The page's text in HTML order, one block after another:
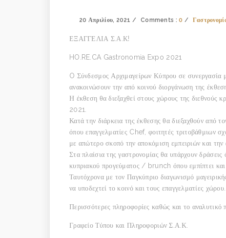
20 Απριλίου, 2021 Comments :0
ΕΞΑΓΓΕΛΙΑ Σ.Α.Κ!
HO.RE.CA Gastronomia Expo 2021
O Σύνδεσμος Αρχιμαγείρων Κύπρου σε συνεργασία
ανακοινώσουν την από κοινού διοργάνωση της
Η έκθεση θα διεξαχθεί στους χώρους της διεθνούς
2021.
Κατά την διάρκεια της έκθεσης θα διεξαχθούν από
όπου επαγγελματίες Chef, φοιτητές τριτοβάθμιων
με απώτερο σκοπό την αποκόμιση εμπειριών και
Στα πλαίσια της γαστρονομίας θα υπάρχουν
κυπριακού προγεύματος / brunch όπου εμπίπτει
Ταυτόχρονα με τον Παγκύπριο διαγωνισμό
να υποδεχτεί το κοινό και τους επαγγελματίες χώρου.
Περισσότερες πληροφορίες καθώς και το
Γραφείο Τύπου και Πληροφοριών Σ.Α.Κ.